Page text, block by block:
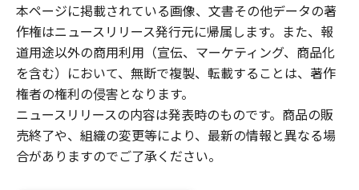
本ページに掲載されている画像、文書その他データの著
作権はニュースリリース発行元に帰属します。また、報
道用途以外の商用利用（宣伝、マーケティング、商品化
を含む）において、無断で複製、転載することは、著作
権者の権利の侵害となります。
ニュースリリースの内容は発表時のものです。商品の販
売終了や、組織の変更等により、最新の情報と異なる場
合がありますのでご了承ください。